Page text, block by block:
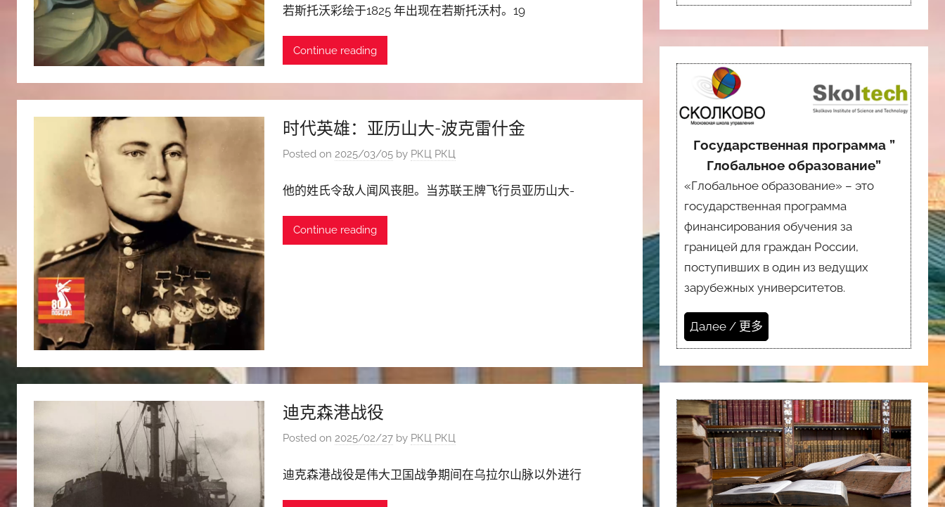
若斯托沃彩绘于1825 年出现在若斯托沃村。19
Continue reading
时代英雄：亚历山大-波克雷什金
Posted on 2025/03/05by РКЦ РКЦ
他的姓氏令敌人闻风丧胆。当苏联王牌飞行员亚历山大-
Continue reading
迪克森港战役
Posted on 2025/02/27by РКЦ РКЦ
迪克森港战役是伟大卫国战争期间在乌拉尔山脉以外进行
Государственная программа ”
Глобальное образование”
«Глобальное образование» – это
государственная программа
финансирования обучения за
границей для граждан России,
поступивших в один из ведущих
зарубежных университетов.
Далее / 更多